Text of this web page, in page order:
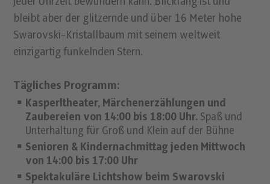
bleibt aber der glitzernde und über 16 Meter hohe
Swarovski-Kristallbaum mit seinem weltweit
einzigartig funkelnden Stern.
Tägliches Programm:
Kasperltheater, Märchenerzählungen und
Zaubereien von 14:00 bis 18:00 Uhr. Spaß und
Unterhaltung für Groß und Klein auf der Bühne
Senioren & Kindernachmittag jeden Mittwoch
von 14:00 bis 17:00 Uhr
Spektakuläre Lichtshow beim Swarovski